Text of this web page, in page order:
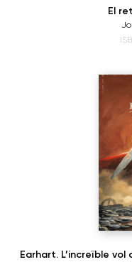
El
Earhart. L’increïble